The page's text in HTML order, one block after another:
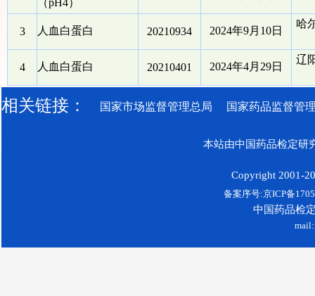
（pH4）
3 人血白蛋白 20210934 2024年9月10日
哈
4 人血白蛋白 20210401 2024年4月29日
辽
相关链接： 国家市场监督管理总局 国家药品监督管
本站由中国药品检定研
Copyright 2001-
备案序号:京ICP备
中国药品检